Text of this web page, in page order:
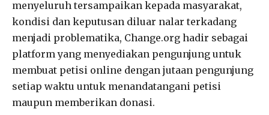
menyeluruh tersampaikan kepada masyarakat,
kondisi dan keputusan diluar nalar terkadang
menjadi problematika, Change.org hadir sebagai
platform yang menyediakan pengunjung untuk
membuat petisi online dengan jutaan pengunjung
setiap waktu untuk menandatangani petisi
maupun memberikan donasi.